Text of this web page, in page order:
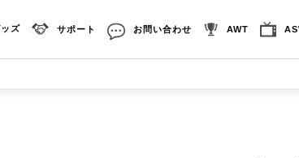
ズ サポート お問い合わせ AWT